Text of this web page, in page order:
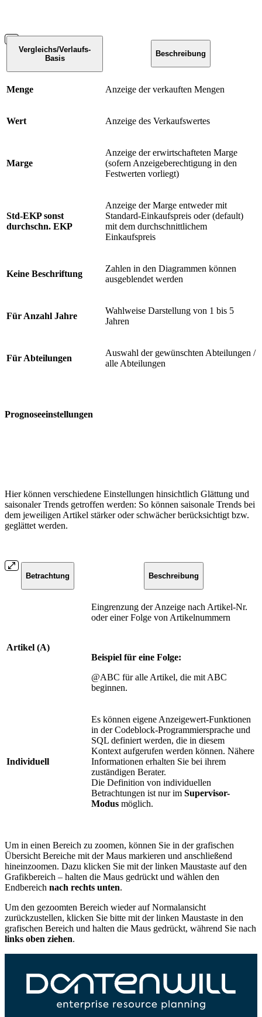
Vergleichs/Verlaufs-
Basis
Beschreibung
Menge Anzeige der verkauften Mengen
Wert Anzeige des Verkaufswertes
Marge
Anzeige der erwirtschafteten Marge
(sofern Anzeigeberechtigung in den
Festwerten vorliegt)
Std-EKP sonst
durchschn. EKP
Anzeige der Marge entweder mit
Standard-Einkaufspreis oder (default)
mit dem durchschnittlichem
Einkaufspreis
Keine Beschriftung
Zahlen in den Diagrammen können
ausgeblendet werden
Für Anzahl Jahre
Wahlweise Darstellung von 1 bis 5
Jahren
Für Abteilungen
Auswahl der gewünschten Abteilungen /
alle Abteilungen
Prognoseeinstellungen
Hier können verschiedene Einstellungen hinsichtlich Glättung und
saisonaler Trends getroffen werden: So können saisonale Trends bei
dem jeweiligen Artikel stärker oder schwächer berücksichtigt bzw.
geglättet werden.
Betrachtung Beschreibung
Artikel (A)
Eingrenzung der Anzeige nach Artikel-Nr.
oder einer Folge von Artikelnummern
Beispiel für eine Folge:
@ABC für alle Artikel, die mit ABC
beginnen.
Individuell
Es können eigene Anzeigewert-Funktionen
in der Codeblock-Programmiersprache und
SQL definiert werden, die in diesem
Kontext aufgerufen werden können. Nähere
Informationen erhalten Sie bei ihrem
zuständigen Berater.
Die Definition von individuellen
Betrachtungen ist nur im Supervisor-
Modus möglich.
Um in einen Bereich zu zoomen, können Sie in der grafischen
Übersicht Bereiche mit der Maus markieren und anschließend
hineinzoomen. Dazu klicken Sie mit der linken Maustaste auf den
Grafikbereich – halten die Maus gedrückt und wählen den
Endbereich nach rechts unten.
Um den gezoomten Bereich wieder auf Normalansicht
zurückzustellen, klicken Sie bitte mit der linken Maustaste in den
grafischen Bereich und halten die Maus gedrückt, während Sie nach
links oben ziehen.